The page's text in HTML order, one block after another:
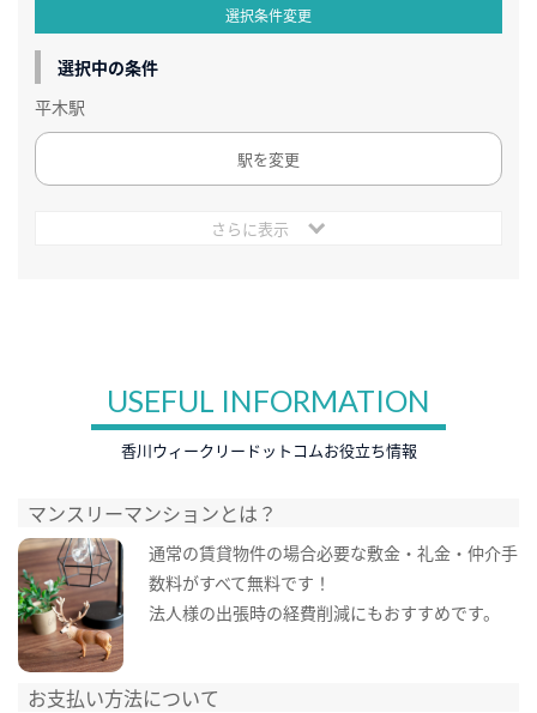
選択条件変更
選択中の条件
平木駅
駅を変更
さらに表示
USEFUL INFORMATION
香川ウィークリードットコムお役立ち情報
マンスリーマンションとは？
通常の賃貸物件の場合必要な敷金・礼金・仲介手
数料がすべて無料です！
法人様の出張時の経費削減にもおすすめです。
お支払い方法について